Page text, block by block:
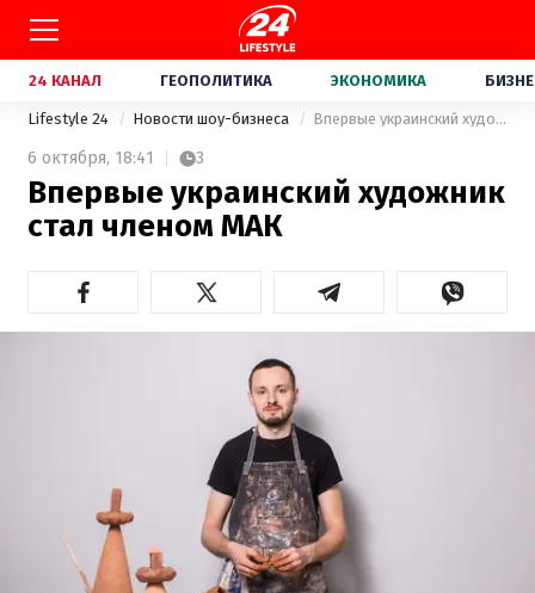
24 КАНАЛ ГЕОПОЛИТИКА ЭКОНОМИКА
Lifestyle 24 Новости шоу-бизнеса Впервые украинский художник стал членом МАК
6 октября, 18:41 3
Впервые украинский художник
стал членом МАК